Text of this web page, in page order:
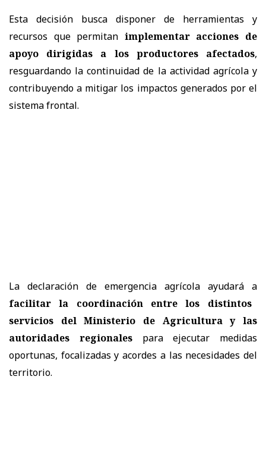
Esta decisión busca disponer de herramientas y
recursos que permitan implementar acciones de
apoyo dirigidas a los productores afectados,
resguardando la continuidad de la actividad agrícola y
contribuyendo a mitigar los impactos generados por el
sistema frontal.
La declaración de emergencia agrícola ayudará a
facilitar la coordinación entre los distintos
servicios del Ministerio de Agricultura y las
autoridades regionalespara ejecutar medidas
oportunas, focalizadas y acordes a las necesidades del
territorio.